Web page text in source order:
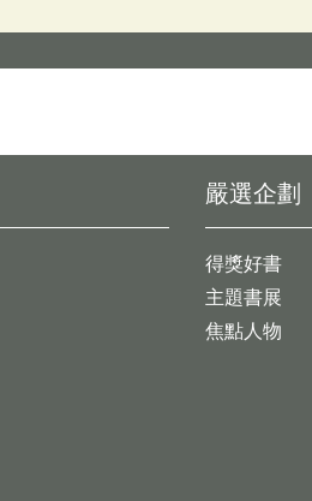
嚴選企劃
得獎好書
主題書展
焦點人物